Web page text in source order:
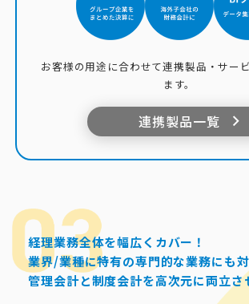
お客様の用途に合わせて連携製品・サー
ます。
連携製品一覧
経理業務全体を幅広くカバー！
業界/業種に特有の専門的な業務にも対
管理会計と制度会計を高次元に両立さ